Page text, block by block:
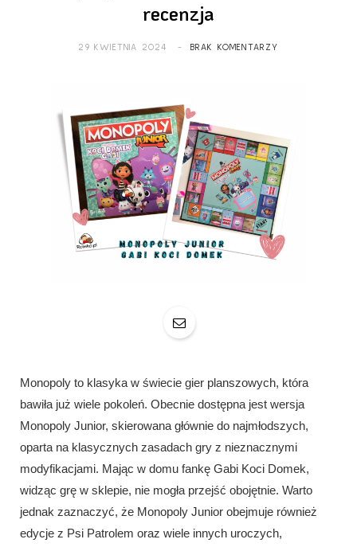
recenzja
29 KWIETNIA 2024 BRAK KOMENTARZY
Monopoly to klasyka w świecie gier planszowych, która
bawiła już wiele pokoleń. Obecnie dostępna jest wersja
Monopoly Junior, skierowana głównie do najmłodszych,
oparta na klasycznych zasadach gry z nieznacznymi
modyfikacjami. Mając w domu fankę Gabi Koci Domek,
widząc grę w sklepie, nie mogła przejść obojętnie. Warto
jednak zaznaczyć, że Monopoly Junior obejmuje również
edycje z Psi Patrolem oraz wiele innych uroczych,